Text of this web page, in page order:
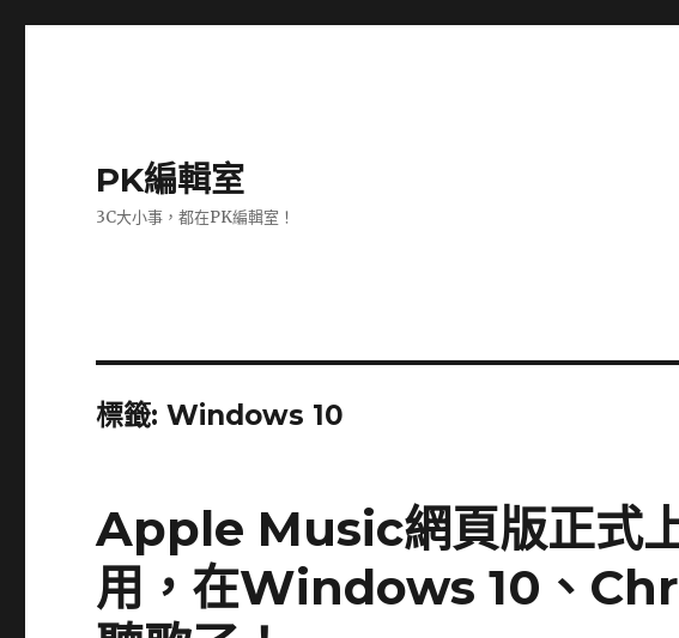
PK編輯室
3C大小事，都在PK編輯室！
標籤:Windows 10
Apple Music網頁版正式
用，在Windows 10、